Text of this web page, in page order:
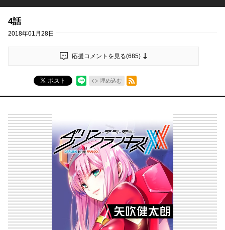
4話
2018年01月28日
応援コメントを見る(685)
ポスト 埋め込む
RSSフィード